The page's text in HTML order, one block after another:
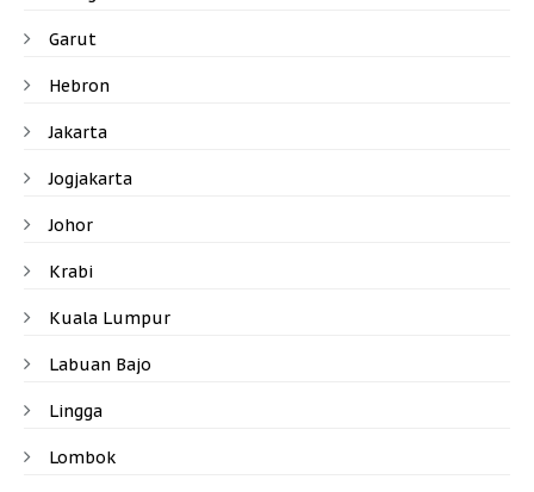
Garut
Hebron
Jakarta
Jogjakarta
Johor
Krabi
Kuala Lumpur
Labuan Bajo
Lingga
Lombok